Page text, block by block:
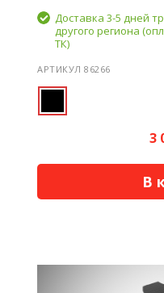
Доставка 3-5 дней
другого региона
ТК)
АРТИКУЛ 86266
3
В